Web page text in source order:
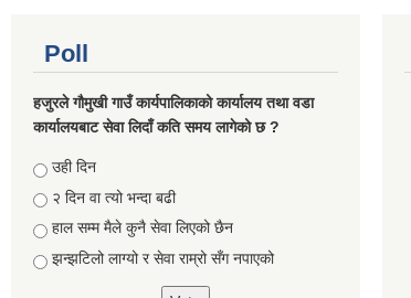
Poll
हजुरले गौमुखी गाउँ कार्यपालिकाको कार्यालय तथा वडा
कार्यालयबाट सेवा लिदाँ कति समय लागेको छ ?
Choices
उही दिन
२ दिन वा त्यो भन्दा बढी
हाल सम्म मैले कुनै सेवा लिएको छैन
झन्झटिलो लाग्यो र सेवा राम्रो सँग नपाएको